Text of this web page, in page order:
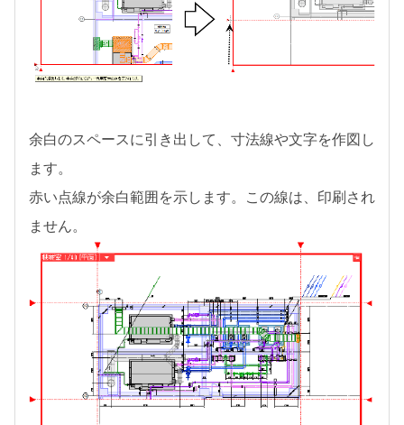
余白のスペースに引き出して、寸法線や文字を作図し
ます。
赤い点線が余白範囲を示します。この線は、印刷され
ません。